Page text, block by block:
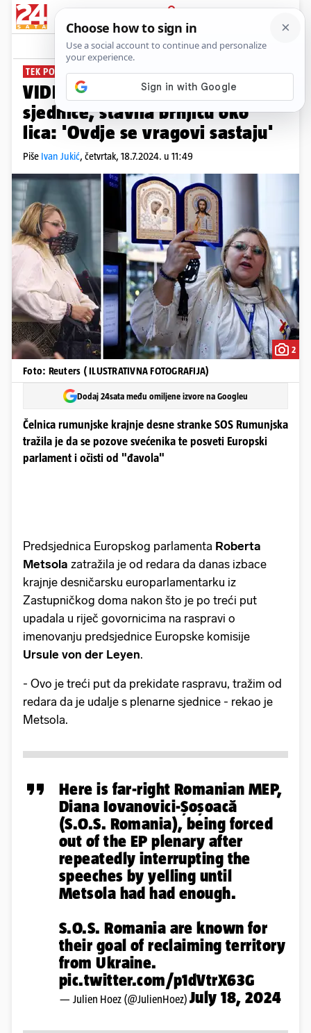
PRIJAVA
News Komentari
TEK POČELI, A VEĆ DRAMA
VIDEO EU zastupnicu izbacili sa
sjednice, stavila brnjicu oko
lica: 'Ovdje se vragovi sastaju'
Piše Ivan Jukić, četvrtak, 18.7.2024. u 11:49
2
Foto: Reuters ( ILUSTRATIVNA FOTOGRAFIJA)
Dodaj 24sata među omiljene izvore na Googleu
Čelnica rumunjske krajnje desne stranke SOS Rumunjska
tražila je da se pozove svećenika te posveti Europski
parlament i očisti od "đavola"
Predsjednica Europskog parlamenta Roberta
Metsola zatražila je od redara da danas izbace
krajnje desničarsku europarlamentarku iz
Zastupničkog doma nakon što je po treći put
upadala u riječ govornicima na raspravi o
imenovanju predsjednice Europske komisije
Ursule von der Leyen.
- Ovo je treći put da prekidate raspravu, tražim od
redara da je udalje s plenarne sjednice - rekao je
Metsola.
Here is far-right Romanian MEP,
Diana Iovanovici-Șoșoacă
(S.O.S. Romania), being forced
out of the EP plenary after
repeatedly interrupting the
speeches by yelling until
Metsola had had enough.
S.O.S. Romania are known for
their goal of reclaiming territory
from Ukraine.
pic.twitter.com/p1dVtrX63G
— Julien Hoez (@JulienHoez) July 18, 2024